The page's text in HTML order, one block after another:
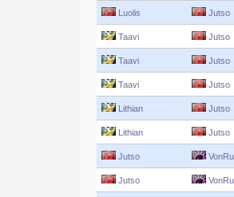
Luolis Jutso
Taavi Jutso
Taavi Jutso
Taavi Jutso
Lithian Jutso
Lithian Jutso
Jutso
Jutso